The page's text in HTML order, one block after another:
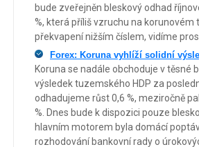
bude zveřejněn bleskový odhad
%, která příliš vzruchu na
překvapení nižším číslem, vidíme
Forex: Koruna vyhlíží solidní
Koruna se nadále obchoduje v těsné
výsledek tuzemského HDP za
odhadujeme růst 0,6 %, meziročně
%. Dnes bude k dispozici pouze
hlavním motorem byla domácí
rozhodování bankovní rady o